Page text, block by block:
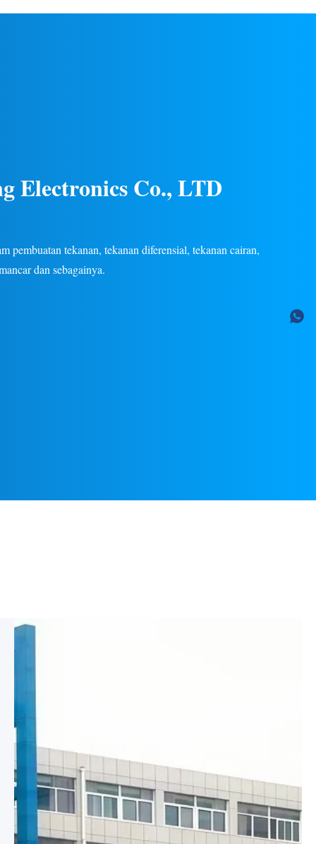
listrik.
stabil, beberapa sinyal keluaran (4-20mA, 0-
Electronics Co., LTD
pembuatan tekanan, tekanan diferensial, tekanan cairan,
dan sebagainya.